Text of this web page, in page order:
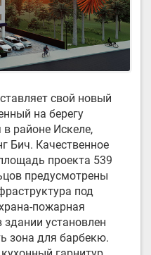
свой новый
на берегу
районе Искеле,
Бич. Качественное
проекта 539
предусмотрены
под
пожарная
установлен
зона для барбекю.